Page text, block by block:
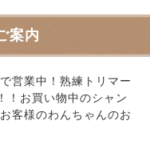
案内
営業中！熟練トリマー
！お買い物中のシャン
客様のわんちゃんのお